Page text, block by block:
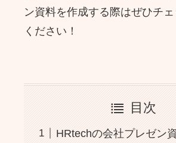
ン資料を作成する際はぜひチ
ください！
目次
HRtechの会社プレゼン